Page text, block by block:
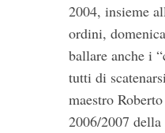
2004, insieme
ordini,
ballare anche i
tutti di
maestro
2006/2007 della